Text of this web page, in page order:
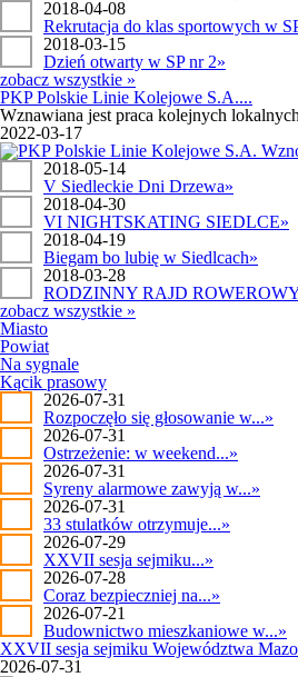
2018-04-08
Rekrutacja do klas sportowych w
2018-03-15
Dzień otwarty w SP nr 2»
zobacz wszystkie »
PKP Polskie Linie Kolejowe S.A....
Wznawiana jest praca kolejnych
2022-03-17
2018-05-14
V Siedleckie Dni Drzewa»
2018-04-30
VI NIGHTSKATING SIEDLCE»
2018-04-19
Biegam bo lubię w Siedlcach»
2018-03-28
RODZINNY RAJD
zobacz wszystkie »
Miasto
Powiat
Na sygnale
Kącik prasowy
2026-07-31
Rozpoczęło się głosowanie w...»
2026-07-31
Ostrzeżenie: w weekend...»
2026-07-31
Syreny alarmowe zawyją w...»
2026-07-31
33 stulatków otrzymuje...»
2026-07-29
XXVII sesja sejmiku...»
2026-07-28
Coraz bezpieczniej na...»
2026-07-21
Budownictwo mieszkaniowe w...»
XXVII sesja sejmiku Województwa
2026-07-31